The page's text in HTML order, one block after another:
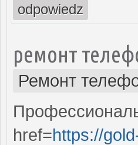
odpowiedz
ремонт
Ремонт
href=https://